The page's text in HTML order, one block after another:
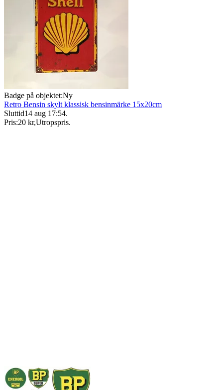
Badge på objektet:Ny
Retro Bensin skylt klassisk bensinmärke 15x20cm
Sluttid14 aug 17:54.
Pris:20 kr,Utropspris.